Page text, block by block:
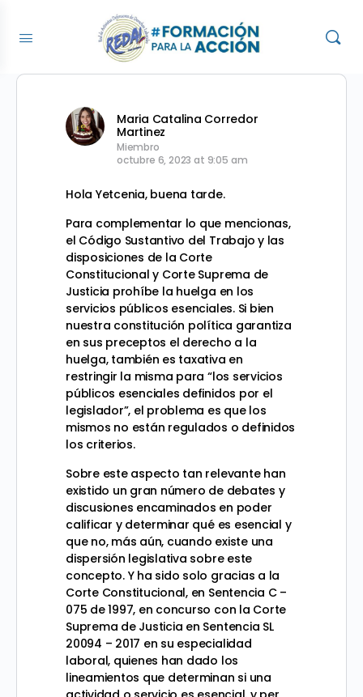
Maria Catalina Corredor
Martinez
Miembro
octubre 6, 2023 at 9:05 am
Hola Yetcenia, buena tarde.
Para complementar lo que mencionas,
el Código Sustantivo del Trabajo y las
disposiciones de la Corte
Constitucional y Corte Suprema de
Justicia prohíbe la huelga en los
servicios públicos esenciales. Si bien
nuestra constitución política garantiza
en sus preceptos el derecho a la
huelga, también es taxativa en
restringir la misma para “los servicios
públicos esenciales definidos por el
legislador”, el problema es que los
mismos no están regulados o definidos
los criterios.
Sobre este aspecto tan relevante han
existido un gran número de debates y
discusiones encaminados en poder
calificar y determinar qué es esencial y
que no, más aún, cuando existe una
dispersión legislativa sobre este
concepto. Y ha sido solo gracias a la
Corte Constitucional, en Sentencia C –
075 de 1997, en concurso con la Corte
Suprema de Justicia en Sentencia SL
20094 – 2017 en su especialidad
laboral, quienes han dado los
lineamientos que determinan si una